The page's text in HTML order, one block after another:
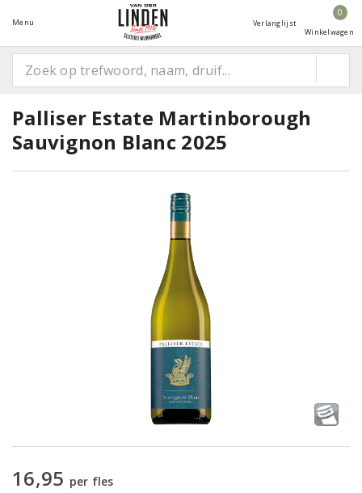
Menu Verlanglijst
0
Winkelwagen
Palliser Estate Martinborough
Sauvignon Blanc 2025
16,95 per fles